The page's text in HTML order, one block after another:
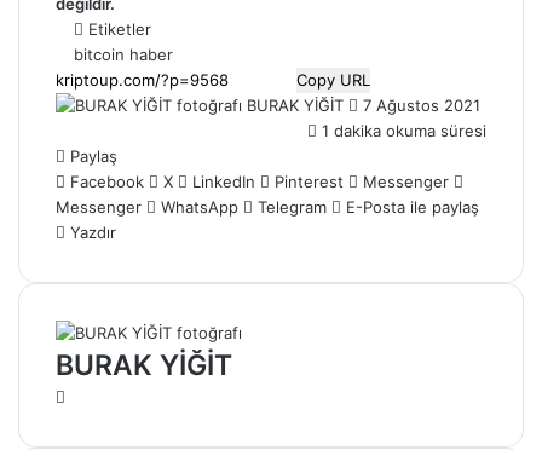
Etiketler
bitcoin haber
Copy URL
BURAK YİĞİT
Bir
e-
göndermek
7 Ağustos 2021
1 dakika okuma süresi
Paylaş
Facebook
X LinkedIn Pinterest
Messenger
Messenger
WhatsApp Telegram
E-Posta ile paylaş
Yazdır
BURAK YİĞİT